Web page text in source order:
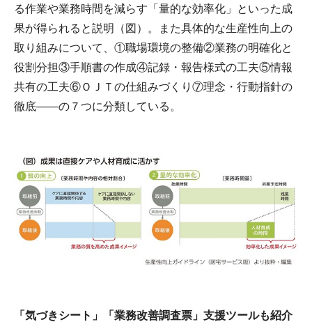
る作業や業務時間を減らす「量的な効率化」といった成
果が得られると説明（図）。また具体的な生産性向上の
取り組みについて、①職場環境の整備②業務の明確化と
役割分担③手順書の作成④記録・報告様式の工夫⑤情報
共有の工夫⑥ＯＪＴの仕組みづくり⑦理念・行動指針の
徹底――の７つに分類している。
「気づきシート」「業務改善調査票」支援ツールも紹介